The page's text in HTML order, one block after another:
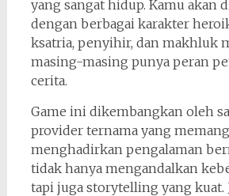
yang sangat hidup. Kamu akan
dengan berbagai karakter
ksatria, penyihir, dan makhluk
masing-masing punya peran
cerita.
Game ini dikembangkan oleh
provider ternama yang
menghadirkan pengalaman
tidak hanya mengandalkan
tapi juga storytelling yang kuat.